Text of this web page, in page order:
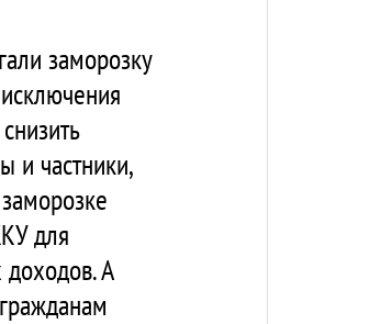
заморозку
и частники,
для
А